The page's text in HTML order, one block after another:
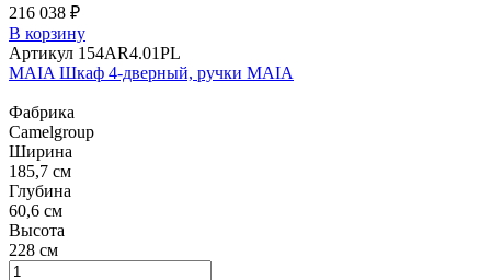
216 038 ₽
В корзину
Артикул 154AR4.01PL
MAIA Шкаф 4-дверный, ручки MAIA
Фабрика
Camelgroup
Ширина
185,7 см
Глубина
60,6 см
Высота
228 см